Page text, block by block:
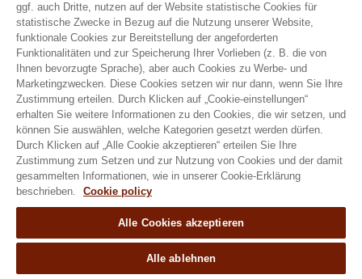
Natural Granen Gebr De Scheemaecker BV
Metropoolstraat 28 – 29 2900 Schoten
BE 0437.115.256 - RPR Antwerpen
E. info@hobbyfirst.com
T. +32 3 640 35 50
Folgen sie uns
ggf. auch Dritte, nutzen auf der Website statistische Cookies für
statistische Zwecke in Bezug auf die Nutzung unserer Website,
funktionale Cookies zur Bereitstellung der angeforderten
Funktionalitäten und zur Speicherung Ihrer Vorlieben (z. B. die von
Ihnen bevorzugte Sprache), aber auch Cookies zu Werbe- und
Marketingzwecken. Diese Cookies setzen wir nur dann, wenn Sie Ihre
Zustimmung erteilen. Durch Klicken auf „Cookie-einstellungen“
erhalten Sie weitere Informationen zu den Cookies, die wir setzen, und
können Sie auswählen, welche Kategorien gesetzt werden dürfen.
Durch Klicken auf „Alle Cookie akzeptieren“ erteilen Sie Ihre
Zustimmung zum Setzen und zur Nutzung von Cookies und der damit
gesammelten Informationen, wie in unserer Cookie-Erklärung
beschrieben.
Cookie policy
Alle Cookies akzeptieren
Alle ablehnen